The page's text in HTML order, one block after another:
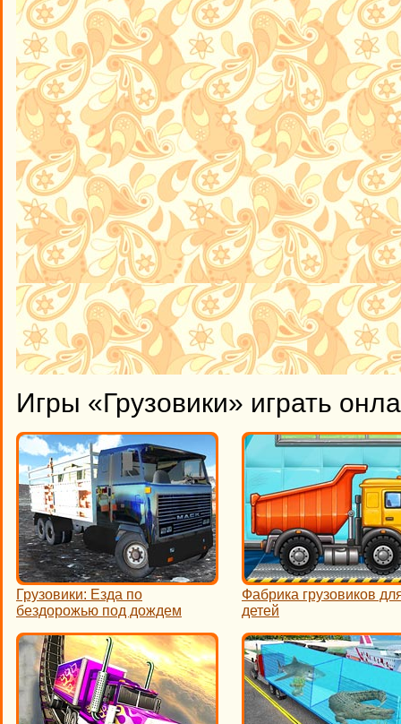
Игры «Грузовики» играть
Грузовики: Езда по
бездорожью под дождем
Фабрика грузовиков
детей